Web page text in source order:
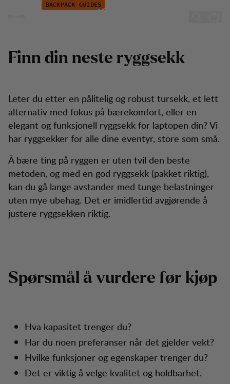
Hopp til innhold
Å kjøpe ryggsekkBACKPACK GUIDES
Finn din neste ryggsekk
Leter du etter en pålitelig og robust tursekk, et lett
alternativ med fokus på bærekomfort, eller en
elegant og funksjonell ryggsekk for laptopen din? Vi
har ryggsekker for alle dine eventyr, store som små.
Å bære ting på ryggen er uten tvil den beste
metoden, og med en god ryggsekk (pakket riktig),
kan du gå lange avstander med tunge belastninger
uten mye ubehag. Det er imidlertid avgjørende å
justere ryggsekken riktig.
Spørsmål å vurdere før kjøp
Hva kapasitet trenger du?
Har du noen preferanser når det gjelder vekt?
Hvilke funksjoner og egenskaper trenger du?
Det er viktig å velge kvalitet og holdbarhet.